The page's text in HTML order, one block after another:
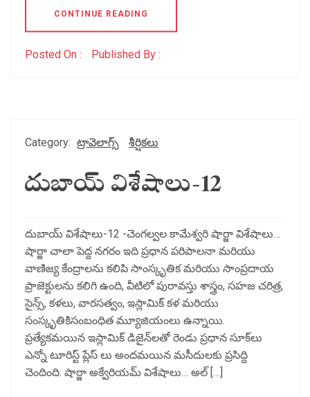
CONTINUE READING
Posted On : Published By :
Category: ట్రావెలాగ్స్ శీర్షికలు
దుబాయ్ విశేషాలు-12
దుబాయ్ విశేషాలు-12 -చెంగల్వల కామేశ్వరి షార్జా విశేషాలు…
షార్జా చాలా పెద్ద నగరం ఇది ప్రధాన పరిపాలనా మరియు
వాణిజ్య కేంద్రాలను కలిపి సాంస్కృతిక మరియు సాంప్రదాయ
ప్రాజెక్టులను కలిగి ఉంది, వీటిలో పురావస్తు శాస్త్రం, సహజ చరిత్ర,
సైన్స్, కళలు, వారసత్వం, ఇస్లామిక్ కళ మరియు
సంస్కృతికిసంబంధిత మ్యూజియంలు ఉన్నాయి.
ప్రత్యేకమయిన ఇస్లామిక్ డిజైన్‌లతో రెండు ప్రధాన సూక్‌లు
ఎన్నో టూరిస్ట్ ప్లేస్ లు అందమయిన మసీదులకు ప్రసిద్ది
చెందింది. షార్జా అక్వేరియమ్ విశేషాలు… అల్ […]